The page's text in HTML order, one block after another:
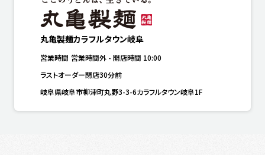
丸亀製麺カラフルタウン岐阜
営業時間 営業時間外 - 開店時間 10:00
ラストオーダー閉店30分前
岐阜県岐阜市柳津町丸野3-3-6カラフルタウン岐阜1F